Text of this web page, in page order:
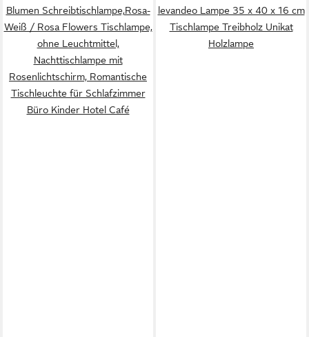
Blumen Schreibtischlampe,Rosa-
Weiß / Rosa Flowers Tischlampe,
ohne Leuchtmittel,
Nachttischlampe mit
Rosenlichtschirm, Romantische
Tischleuchte für Schlafzimmer
Büro Kinder Hotel Café
levandeo Lampe 35 x 40 x 16 cm
Tischlampe Treibholz Unikat
Holzlampe